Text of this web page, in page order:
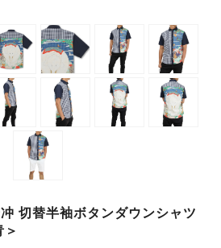
切替半袖ボタンダウンシャツ